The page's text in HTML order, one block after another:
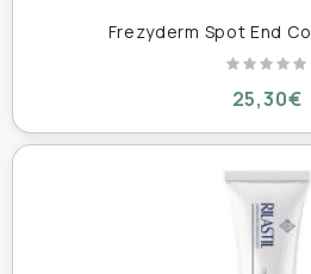
Frezyderm Spot End
25,30€